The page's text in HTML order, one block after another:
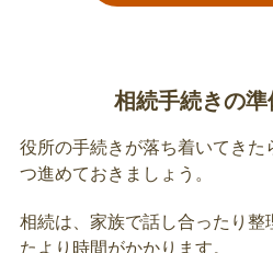
た場合には、健康保険証の利
付されます。各区の市民総合
ターでも受付できます。
亡くなった方が、後期高齢者
康保険以外の場合は、ご加入
が必要となります。勤務先ま
者にご確認ください。
故人の後期高齢者医療資
相続手続きの
役所の手続きが落ち着いてき
つ進めておきましょう。
相続は、家族で話し合ったり整
たより時間がかかります。